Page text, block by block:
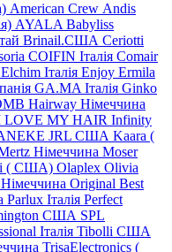
American Crew Andis
AYALA Babyliss
Brinail.США Ceriotti
COIFIN Італія Comair
Elchim Італія Enjoy Ermila
GA.MA Італія Ginko
Hairway Німеччина
LOVE MY HAIR Infinity
JRL США Kaara (
Німеччина Moser
( США) Olaplex Olivia
Original Best
Parlux Італія Perfect
США SPL
Італія Tibolli США
TrisaElectronics (